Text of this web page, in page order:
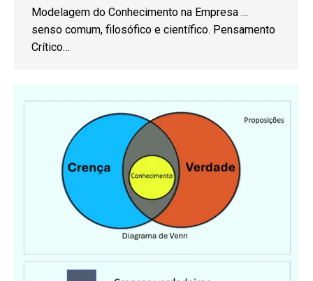
Modelagem do Conhecimento na Empresa …
senso comum, filosófico e científico. Pensamento
Crítico…